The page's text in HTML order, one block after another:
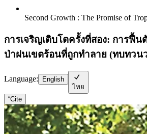
Second Growth : The Promise of
การเจริญเติบโตครั้งที่สอง: การฟื้
ป่าฝนเขตร้อนที่ถูกทำลาย (ทบทวน
Language:
English
ไทย
“Cite